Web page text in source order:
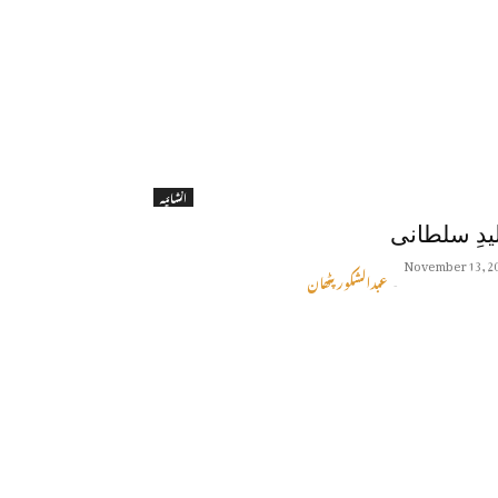
انشائیہ
سلطانی
عبدالشکور پٹھان -
November 13,